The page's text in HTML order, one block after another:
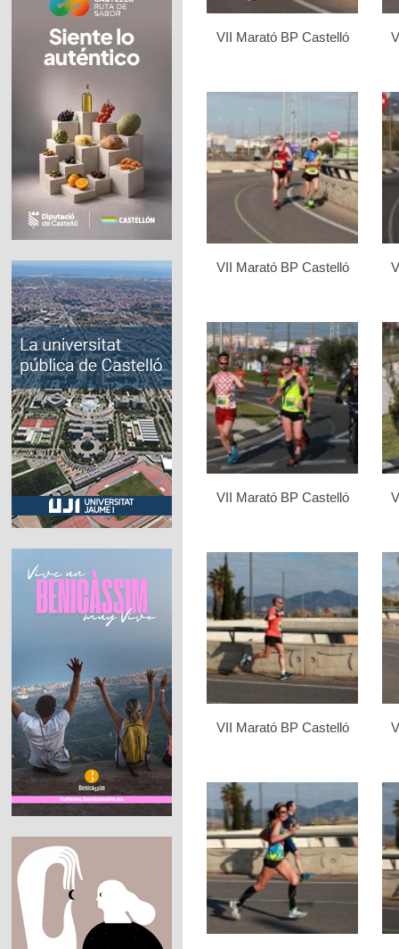
VII Marató BP Castelló
VII Marató BP Castelló
VII Marató BP Castelló
VII Marató BP Castelló